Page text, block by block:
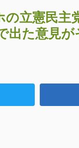
の立憲民
出た意見